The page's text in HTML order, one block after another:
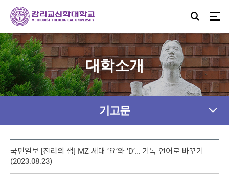
대학소개
기고문
국민일보 [진리의 샘] MZ 세대 ‘요’와 ‘D’… 기독 언어로 바꾸기
(2023.08.23)